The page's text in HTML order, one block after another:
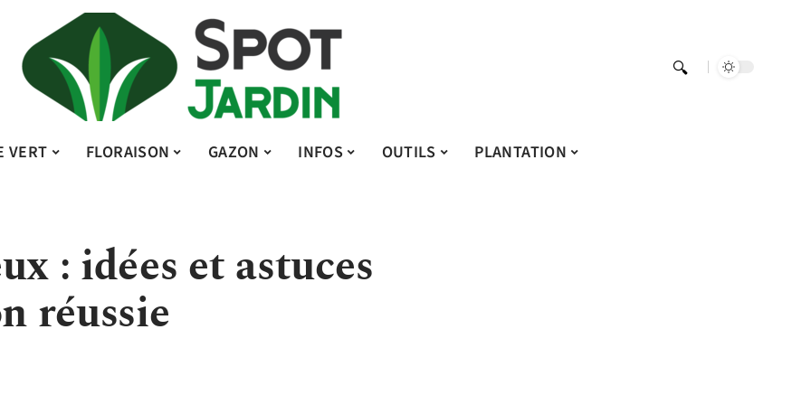
VERT FLORAISON GAZON INFOS OUTILS PLANTATION
: idées et astuces
réussie